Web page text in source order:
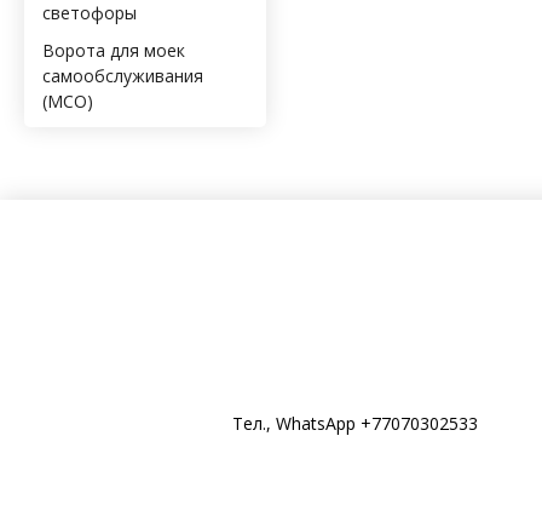
светофоры
Ворота для моек
самообслуживания
(МСО)
Тел., WhatsApp +77070302533